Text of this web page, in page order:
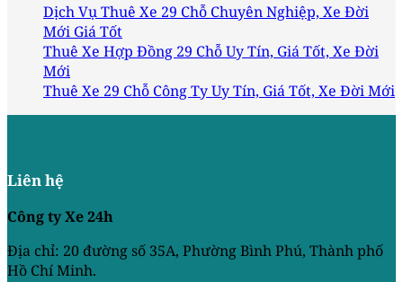
Dịch Vụ Thuê Xe 29 Chỗ Chuyên Nghiệp, Xe Đời
Mới Giá Tốt
Thuê Xe Hợp Đồng 29 Chỗ Uy Tín, Giá Tốt, Xe Đời
Mới
Thuê Xe 29 Chỗ Công Ty Uy Tín, Giá Tốt, Xe Đời Mới
Liên hệ
Công ty Xe 24h
Địa chỉ: 20 đường số 35A, Phường Bình Phú, Thành phố
Hồ Chí Minh.